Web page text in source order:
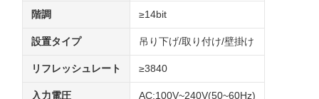
階調 ≥14bit
設置タイプ 吊り下げ/取り付け/壁掛け
リフレッシュレート ≥3840
入力電圧 AC:100V~240V(50~60Hz)